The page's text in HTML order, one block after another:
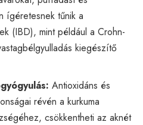
ígéretesnek tűnik a
(IBD), mint például a Crohn-
kiegészítő
Antioxidáns és
révén a kurkuma
csökkentheti az aknét